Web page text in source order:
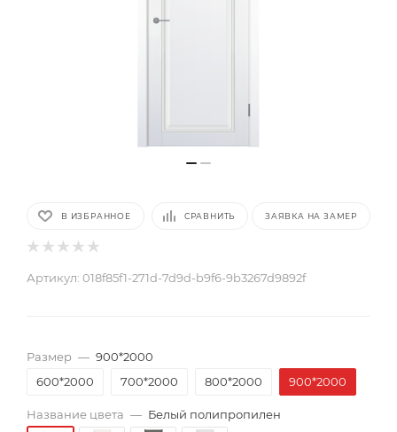
В ИЗБРАННОЕ СРАВНИТЬ ЗАЯВКА НА ЗАМЕР
Артикул: 018f85f1-271d-7d9d-b9f6-9b3267d9892f
Размер — 900*2000
600*2000
700*2000 800*2000 900*2000
Название цвета — Белый полипропилен